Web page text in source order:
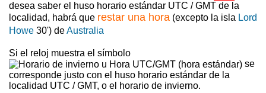
desea saber el huso horario estándar UTC / GMT de la
localidad, habrá que restar una hora (excepto la isla Lord
Howe 30') deAustralia
Si el reloj muestra el símbolo
se
corresponde justo con el huso horario estándar de la
localidad UTC / GMT, o el horario de invierno.